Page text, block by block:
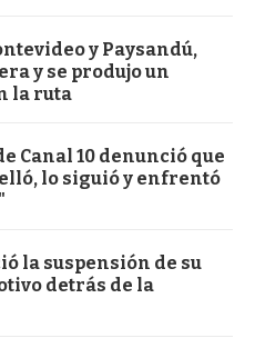
y Paysandú,
y se produjo un
la ruta
Canal 10 denunció que
lo siguió y enfrentó
la suspensión de su
detrás de la